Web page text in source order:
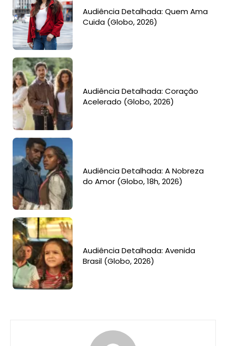
Audiência Detalhada: Quem Ama
Cuida (Globo, 2026)
Audiência Detalhada: Coração
Acelerado (Globo, 2026)
Audiência Detalhada: A Nobreza
do Amor (Globo, 18h, 2026)
Audiência Detalhada: Avenida
Brasil (Globo, 2026)